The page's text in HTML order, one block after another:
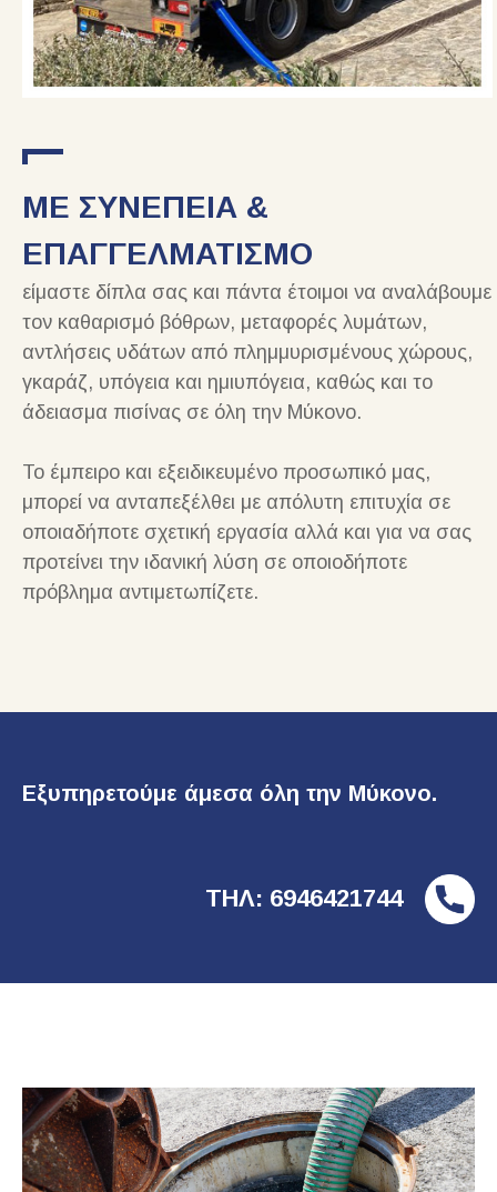
ΜΕ ΣΥΝΕΠΕΙΑ &
ΕΠΑΓΓΕΛΜΑΤΙΣΜΟ
είμαστε δίπλα σας και πάντα έτοιμοι να αναλάβουμε
τον καθαρισμό βόθρων, μεταφορές λυμάτων,
αντλήσεις υδάτων από πλημμυρισμένους χώρους,
γκαράζ, υπόγεια και ημιυπόγεια, καθώς και το
άδειασμα πισίνας σε όλη την Μύκονο.
Το έμπειρο και εξειδικευμένο προσωπικό μας,
μπορεί να ανταπεξέλθει με απόλυτη επιτυχία σε
οποιαδήποτε σχετική εργασία αλλά και για να σας
προτείνει την ιδανική λύση σε οποιοδήποτε
πρόβλημα αντιμετωπίζετε.
Εξυπηρετούμε άμεσα όλη την Μύκονο.
ΤΗΛ: 6946421744